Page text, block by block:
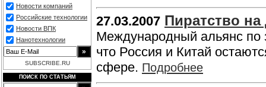
Новости компаний
Российские технологии
Новости ВПК
Нанотехнологии
SUBSCRIBE.RU
ПОИСК ПО СТАТЬЯМ
27.03.2007 Пиратство на
Международный альянс по
что Россия и Китай
сфере. Подробнее